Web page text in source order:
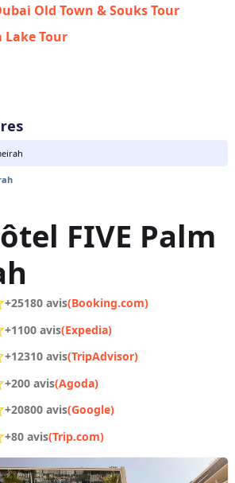
Old Town & Souks Tour
Tour
FIVE Palm
+25180 avis(Booking.com)
+1100 avis(Expedia)
+12310 avis(TripAdvisor)
+200 avis(Agoda)
+20800 avis(Google)
+80 avis(Trip.com)